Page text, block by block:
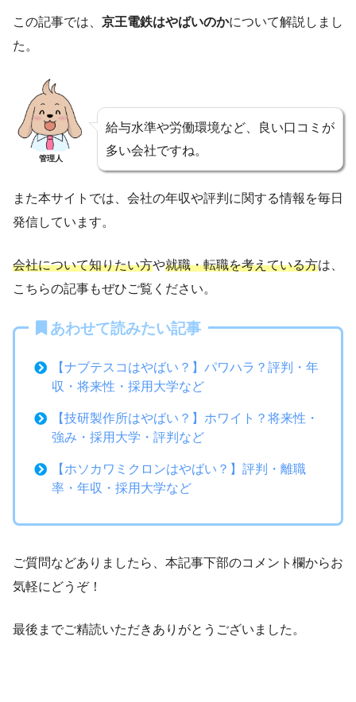
この記事では、 京王電鉄はやばいのかについて解説しまし
た。
管理人
給与水準や労働環境など、良い口コミが
多い会社ですね。
また本サイトでは、会社の年収や評判に関する情報を毎日
発信しています。
会社について知りたい方や就職・転職を考えている方は、
こちらの記事もぜひご覧ください。
あわせて読みたい記事
【ナブテスコはやばい？】パワハラ？評判・年
収・将来性・採用大学など
【技研製作所はやばい？】ホワイト？将来性・
強み・採用大学・評判など
【ホソカワミクロンはやばい？】評判・離職
率・年収・採用大学など
ご質問などありましたら、本記事下部のコメント欄からお
気軽にどうぞ！
最後までご精読いただきありがとうございました。